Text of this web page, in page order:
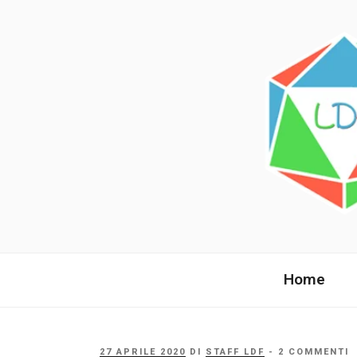
Home
PUBBLICATO
27 APRILE 2020 DI STAFF LDF - 2 COMMENTI